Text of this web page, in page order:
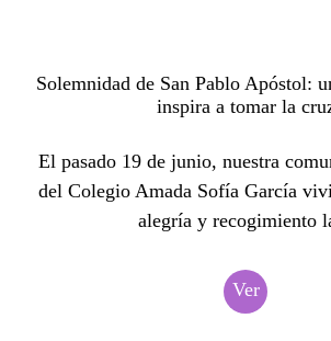
Solemnidad de San Pablo Apóstol:
inspira a tomar la
El pasado 19 de junio, nuestra
del Colegio Amada Sofía García
alegría y recogimiento
Ver